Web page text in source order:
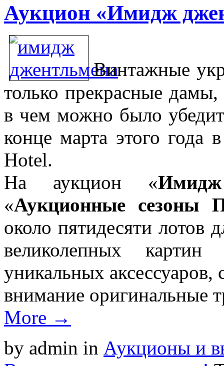
Аукцион «Имидж
Винтажные
только прекрасные
в чем можно было
конце марта этого года
Hotel.
На аукцион «
«Аукционные сезоны
около пятидесяти лотов
великолепных
уникальных аксессуаров,
внимание оригинальные
More →
by admin in Аукционы и